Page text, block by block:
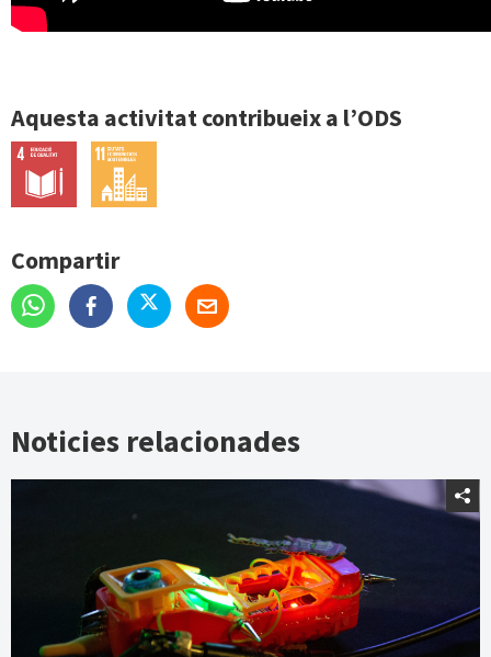
Aquesta activitat contribueix a l’ODS
Compartir
Noticies relacionades